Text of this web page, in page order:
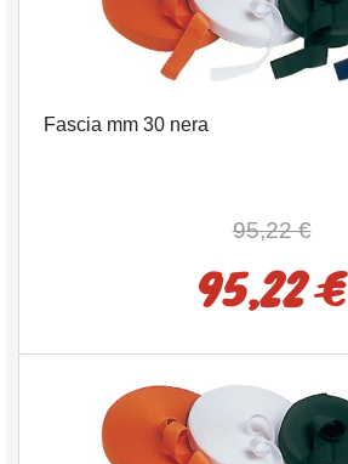
Fascia mm 30 nera
95,22 €
95,22 €